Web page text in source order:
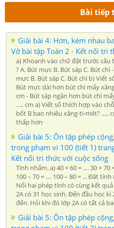
Bài tiếp
Giải bài 4: Hơn, kém nhau
Vở bài tập Toán 2 - Kết nối tri
a) Khoanh vào chữ đặt trước câu
? A. Bút mực B. Bút sáp C. Bút
mực B. Bút sáp C. Bút chì b) Viết
Bút mực dài hơn bút chì mấy
cm - Bút sáp ngắn hơn bút chì
..... cm a) Viết số thích hợp vào
bốt B bao nhiêu xăng-ti-mét? .....
thấp hơn
Giải bài 5: Ôn tập phép
trong phạm vi 100 (tiết 1)
Kết nối tri thức với cuộc sống
Tính nhẩm. a) 40 + 60 = .... 30 + 70
100 – 70 = .... 100 – 80 = ... Đặt
Nối hai phép tính có cùng kết
2A có 31 học sinh. Đến đầu học kì
đến. Hỏi khi đó lớp 2A có tất cả
Giải bài 5: Ôn tập phép